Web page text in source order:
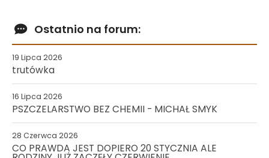
Ostatnio na forum:
19 Lipca 2026
trutówka
16 Lipca 2026
PSZCZELARSTWO BEZ CHEMII - MICHAŁ SMYK
28 Czerwca 2026
CO PRAWDA JEST DOPIERO 20 STYCZNIA ALE